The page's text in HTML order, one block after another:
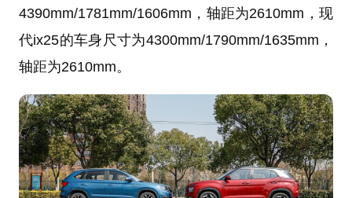
4390mm/1781mm/1606mm，轴距为2610mm，现
代ix25的车身尺寸为4300mm/1790mm/1635mm，
轴距为2610mm。